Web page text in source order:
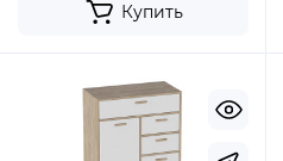
Купить